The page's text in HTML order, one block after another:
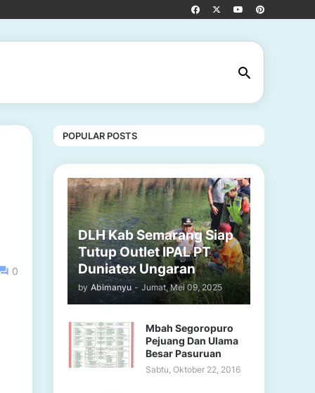
0
POPULAR POSTS
DLH Kab Semarang Siap
Tutup Outlet IPAL PT
Duniatex Ungaran
by Abimanyu - Jumat, Mei 09, 2025
Mbah Segoropuro
Pejuang Dan Ulama
Besar Pasuruan
Sabtu, Oktober 22, 2016